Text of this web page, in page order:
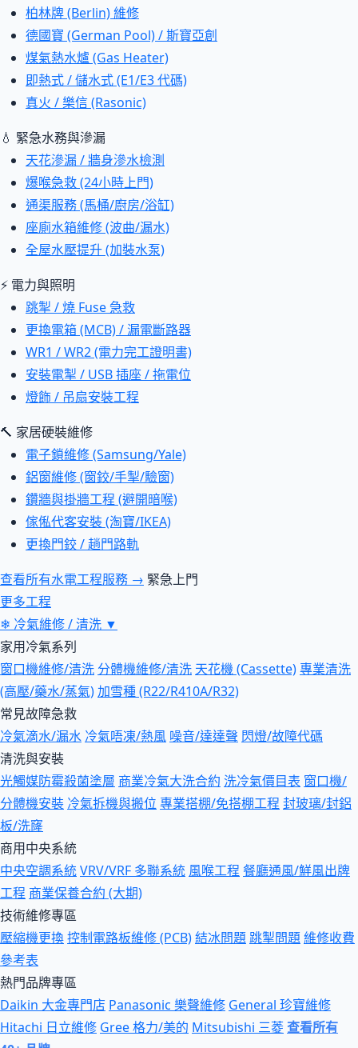
柏林牌 (Berlin) 維修
德國寶 (German Pool) / 斯寶亞創
煤氣熱水爐 (Gas Heater)
即熱式 / 儲水式 (E1/E3 代碼)
真火 / 樂信 (Rasonic)
💧 緊急水務與滲漏
天花滲漏 / 牆身滲水檢測
爆喉急救 (24小時上門)
通渠服務 (馬桶/廚房/浴缸)
座廁水箱維修 (波曲/漏水)
全屋水壓提升 (加裝水泵)
⚡ 電力與照明
跳掣 / 燒 Fuse 急救
更換電箱 (MCB) / 漏電斷路器
WR1 / WR2 (電力完工證明書)
安裝電掣 / USB 插座 / 拖電位
燈飾 / 吊扇安裝工程
🔨 家居硬裝維修
電子鎖維修 (Samsung/Yale)
鋁窗維修 (窗鉸/手掣/驗窗)
鑽牆與掛牆工程 (避開暗喉)
傢俬代客安裝 (淘寶/IKEA)
更換門鉸 / 趟門路軌
查看所有水電工程服務 → 緊急上門
更多工程
❄ 冷氣維修 / 清洗 ▼
家用冷氣系列
窗口機維修/清洗 分體機維修/清洗 天花機 (Cassette)專業清洗
(高壓/藥水/蒸氣)加雪種 (R22/R410A/R32)
常見故障急救
冷氣滴水/漏水 冷氣唔凍/熱風 噪音/達達聲 閃燈/故障代碼
清洗與安裝
光觸媒防霉殺菌塗層 商業冷氣大洗合約 洗冷氣價目表 窗口機/
分體機安裝 冷氣拆機與搬位 專業搭棚/免搭棚工程 封玻璃/封鋁
板/洗窿
商用中央系統
中央空調系統VRV/VRF 多聯系統 風喉工程 餐廳通風/鮮風出牌
工程 商業保養合約 (大期)
技術維修專區
壓縮機更換控制電路板維修 (PCB)結冰問題跳掣問題維修收費
參考表
熱門品牌專區
Daikin 大金專門店 Panasonic 樂聲維修 General 珍寶維修
Hitachi 日立維修 Gree 格力/美的 Mitsubishi 三菱查看所有